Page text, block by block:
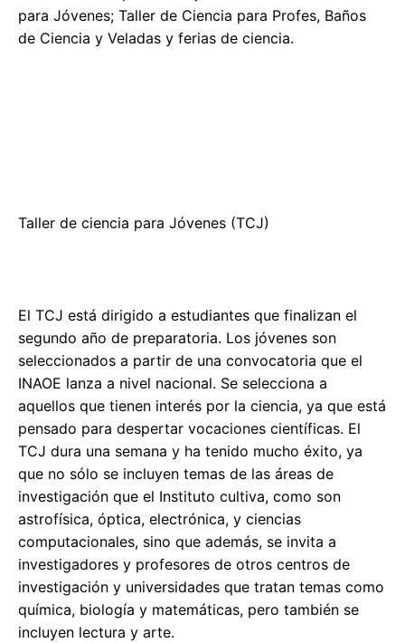
para Jóvenes; Taller de Ciencia para Profes, Baños
de Ciencia y Veladas y ferias de ciencia.
Taller de ciencia para Jóvenes (TCJ)
El TCJ está dirigido a estudiantes que finalizan el
segundo año de preparatoria. Los jóvenes son
seleccionados a partir de una convocatoria que el
INAOE lanza a nivel nacional. Se selecciona a
aquellos que tienen interés por la ciencia, ya que está
pensado para despertar vocaciones científicas. El
TCJ dura una semana y ha tenido mucho éxito, ya
que no sólo se incluyen temas de las áreas de
investigación que el Instituto cultiva, como son
astrofísica, óptica, electrónica, y ciencias
computacionales, sino que además, se invita a
investigadores y profesores de otros centros de
investigación y universidades que tratan temas como
química, biología y matemáticas, pero también se
incluyen lectura y arte.